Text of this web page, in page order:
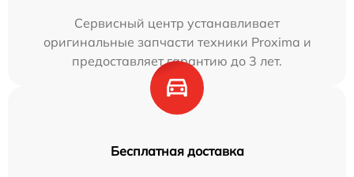
Сервисный центр устанавливает
оригинальные запчасти техники Proxima и
предоставляет гарантию до 3 лет.
Бесплатная доставка